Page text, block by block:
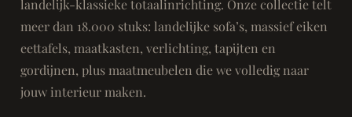
landelijk-klassieke totaalinrichting. Onze collectie telt
meer dan 18.000 stuks: landelijke sofa’s, massief eiken
eettafels, maatkasten, verlichting, tapijten en
gordijnen, plus maatmeubelen die we volledig naar
jouw interieur maken.